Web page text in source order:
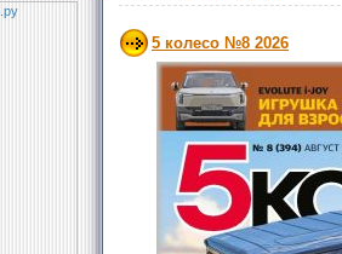
5 колесо №8 2026